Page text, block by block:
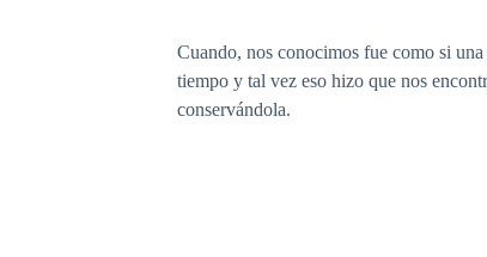
Cuando, nos conocimos fue como si
tiempo y tal vez eso hizo que nos
conservándola.